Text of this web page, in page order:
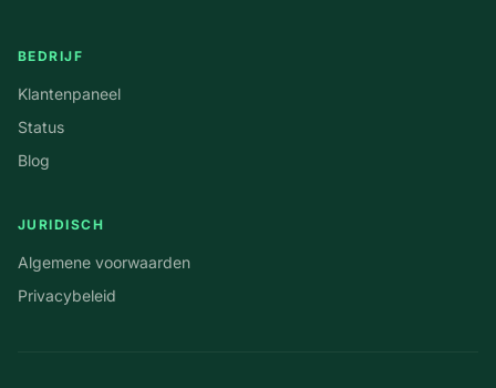
BEDRIJF
Klantenpaneel
Status
Blog
JURIDISCH
Algemene voorwaarden
Privacybeleid